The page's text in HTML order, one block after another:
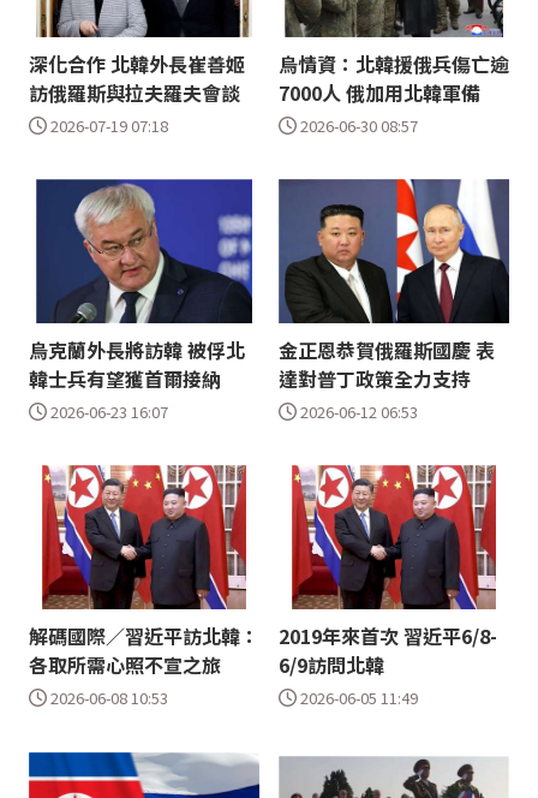
深化合作 北韓外長崔善姬
訪俄羅斯與拉夫羅夫會談
2026-07-19 07:18
烏情資：北韓援俄兵傷亡逾
7000人 俄加用北韓軍備
2026-06-30 08:57
烏克蘭外長將訪韓 被俘北
韓士兵有望獲首爾接納
2026-06-23 16:07
金正恩恭賀俄羅斯國慶 表
達對普丁政策全力支持
2026-06-12 06:53
解碼國際／習近平訪北韓：
各取所需心照不宣之旅
2026-06-08 10:53
2019年來首次 習近平6/8-
6/9訪問北韓
2026-06-05 11:49